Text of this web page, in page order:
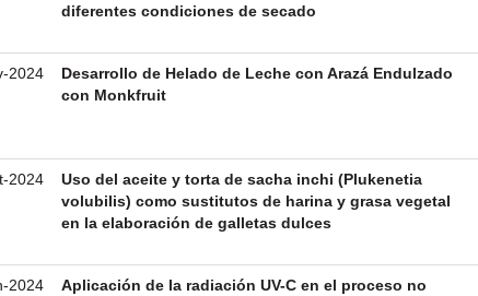
diferentes condiciones de secado
2024
Desarrollo de Helado de Leche con Arazá Endulzado
con Monkfruit
2024
Uso del aceite y torta de sacha inchi (Plukenetia
volubilis) como sustitutos de harina y grasa vegetal
en la elaboración de galletas dulces
2024
Aplicación de la radiación UV-C en el proceso no